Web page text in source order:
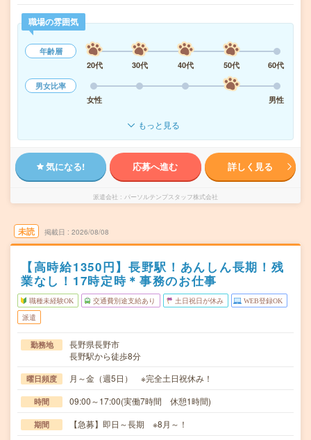
職場の雰囲気
年齢層
20代
30代 40代 50代
60代
男女比率
女性
男性
もっと見る
気になる! 応募へ進む 詳しく見る
派遣会社 パーソルテンプスタッフ株式会社
未読 掲載日 2026/08/08
【高時給1350円】長野駅！あんしん長期！残
業なし！17時定時＊事務のお仕事
職種未経験OK 交通費別途支給あり 土日祝日が休み WEB登録OK
派遣
勤務地
長野県長野市
長野駅から徒歩8分
曜日頻度 月～金（週5日） ※完全土日祝休み！
時間 09:00～17:00(実働7時間 休憩1時間)
期間 【急募】即日～長期 ※8月～！